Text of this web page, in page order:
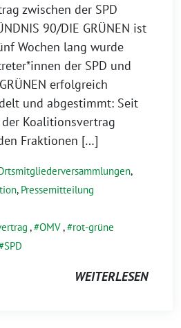
zwischen der SPD
90/DIE GRÜNEN ist
Wochen lang wurde
der SPD und
erfolgreich
und abgestimmt: Seit
Koalitionsvertrag
Fraktionen […]
,
, Pressemitteilung
, OMV,
rot-grüne
SPD
WEITERLESEN